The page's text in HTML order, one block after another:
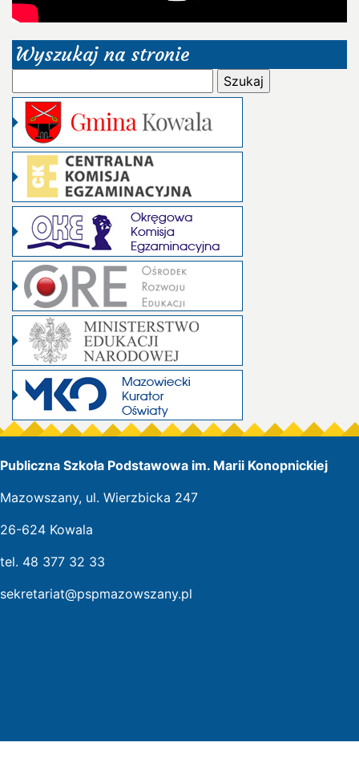
Wyszukaj na stronie
Publiczna Szkoła Podstawowa im. Marii Konopnickiej
Mazowszany, ul. Wierzbicka 247
26-624 Kowala
tel. 48 377 32 33
sekretariat@pspmazowszany.pl